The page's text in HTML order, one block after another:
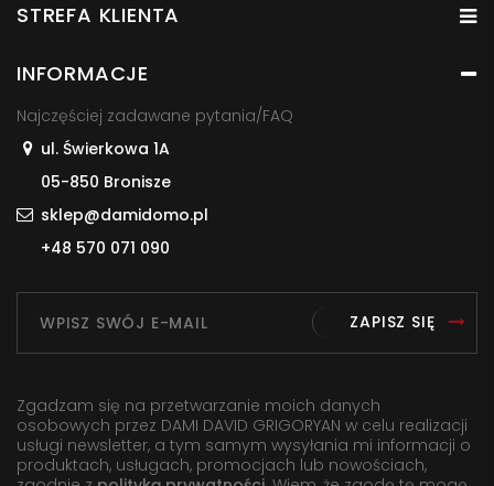
STREFA KLIENTA
INFORMACJE
Najczęściej zadawane pytania/FAQ
ul. Świerkowa 1A
05-850 Bronisze
sklep@damidomo.pl
+48 570 071 090
ZAPISZ SIĘ
Zgadzam się na przetwarzanie moich danych
osobowych przez DAMI DAVID GRIGORYAN w celu realizacji
usługi newsletter, a tym samym wysyłania mi informacji o
produktach, usługach, promocjach lub nowościach,